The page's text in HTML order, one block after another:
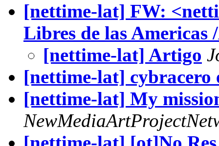
[nettime-lat] FW:
Libres de las Americas
[nettime-lat] Artigo
[nettime-lat] cybracero
[nettime-lat] My